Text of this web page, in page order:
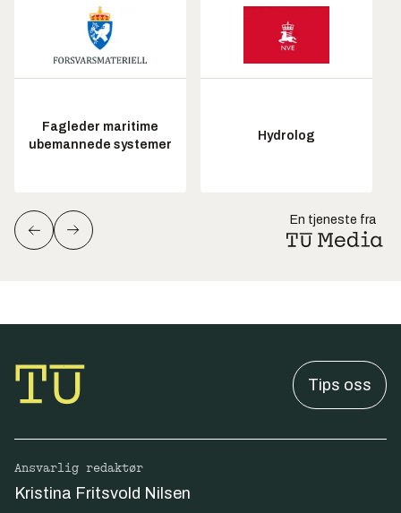
Fagleder maritime
ubemannede systemer
Hydrolog
En tjeneste fra
Tips oss
Ansvarlig redaktør
Kristina Fritsvold Nilsen